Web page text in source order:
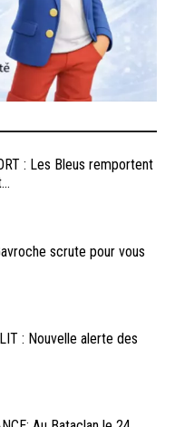
: Les Bleus remportent
scrute pour vous
: Nouvelle alerte des